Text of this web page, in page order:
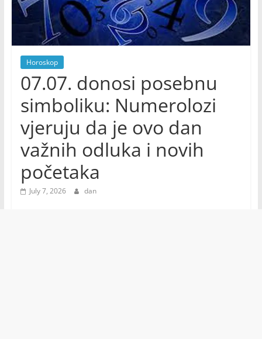
Horoskop
07.07. donosi posebnu
simboliku: Numerolozi
vjeruju da je ovo dan
važnih odluka i novih
početaka
July 7, 2026 dan